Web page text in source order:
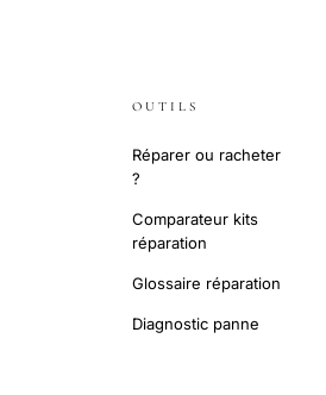
OUTILS
Réparer ou racheter
?
Comparateur kits
réparation
Glossaire réparation
Diagnostic panne